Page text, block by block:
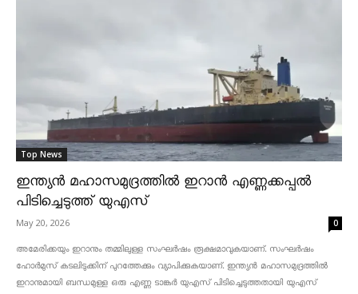
Top News
ഇന്ത്യൻ മഹാസമുദ്രത്തിൽ ഇറാൻ എണ്ണക്കപ്പൽ
പിടിച്ചെടുത്ത് യുഎസ്
May 20, 2026 0
അമേരിക്കയും ഇറാനും തമ്മിലുള്ള സംഘർഷം രൂക്ഷമാവുകയാണ്. സംഘർഷം
ഹോർമുസ് കടലിടുക്കിന് പുറത്തേക്കും വ്യാപിക്കുകയാണ്. ഇന്ത്യൻ മഹാസമുദ്രത്തിൽ
ഇറാനുമായി ബന്ധമുള്ള ഒരു എണ്ണ ടാങ്കർ യുഎസ് പിടിച്ചെടുത്തതായി യുഎസ്